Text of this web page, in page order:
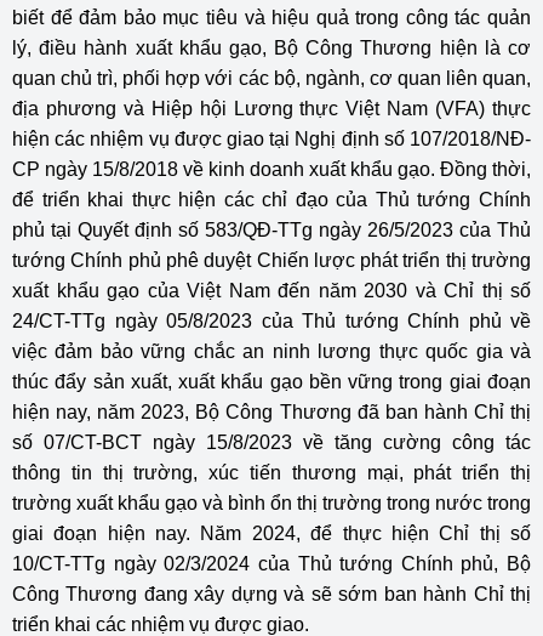
biết để đảm bảo mục tiêu và hiệu quả trong công tác quản
lý, điều hành xuất khẩu gạo, Bộ Công Thương hiện là cơ
quan chủ trì, phối hợp với các bộ, ngành, cơ quan liên quan,
địa phương và Hiệp hội Lương thực Việt Nam (VFA) thực
hiện các nhiệm vụ được giao tại Nghị định số 107/2018/NĐ-
CP ngày 15/8/2018 về kinh doanh xuất khẩu gạo. Đồng thời,
để triển khai thực hiện các chỉ đạo của Thủ tướng Chính
phủ tại Quyết định số 583/QĐ-TTg ngày 26/5/2023 của Thủ
tướng Chính phủ phê duyệt Chiến lược phát triển thị trường
xuất khẩu gạo của Việt Nam đến năm 2030 và Chỉ thị số
24/CT-TTg ngày 05/8/2023 của Thủ tướng Chính phủ về
việc đảm bảo vững chắc an ninh lương thực quốc gia và
thúc đẩy sản xuất, xuất khẩu gạo bền vững trong giai đoạn
hiện nay, năm 2023, Bộ Công Thương đã ban hành Chỉ thị
số 07/CT-BCT ngày 15/8/2023 về tăng cường công tác
thông tin thị trường, xúc tiến thương mại, phát triển thị
trường xuất khẩu gạo và bình ổn thị trường trong nước trong
giai đoạn hiện nay. Năm 2024, để thực hiện Chỉ thị số
10/CT-TTg ngày 02/3/2024 của Thủ tướng Chính phủ, Bộ
Công Thương đang xây dựng và sẽ sớm ban hành Chỉ thị
triển khai các nhiệm vụ được giao.